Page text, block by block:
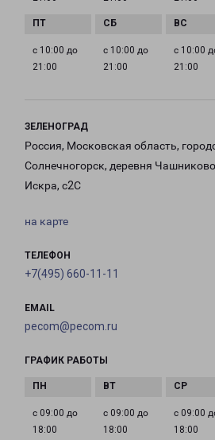
с 10:00 до
21:00
с 10:00 до
21:00
с 10:00
21:00
ЗЕЛЕНОГРАД
Россия, Московская область,
Солнечногорск, деревня
Искра, с2С
на карте
ТЕЛЕФОН
+7(495) 660-11-11
EMAIL
pecom@pecom.ru
ГРАФИК РАБОТЫ
с 09:00 до
18:00
с 09:00 до
18:00
с 09:00
18:00